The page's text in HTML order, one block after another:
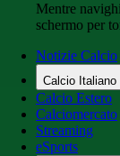
Mentre
schermo per
Notizie Calcio
Calcio Italiano
Calcio Estero
Calciomercato
Streaming
eSports